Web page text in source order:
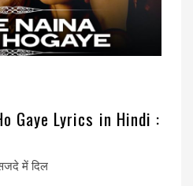
Gaye Lyrics in Hindi :
में दिल